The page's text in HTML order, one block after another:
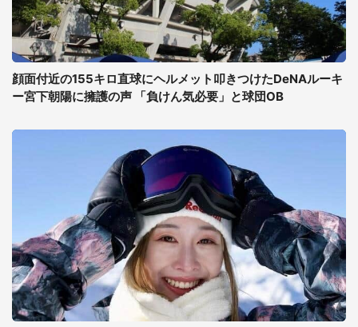
顔面付近の155キロ直球にヘルメット叩きつけたDeNAルーキ
ー宮下朝陽に擁護の声 「負けん気必要」と球団OB